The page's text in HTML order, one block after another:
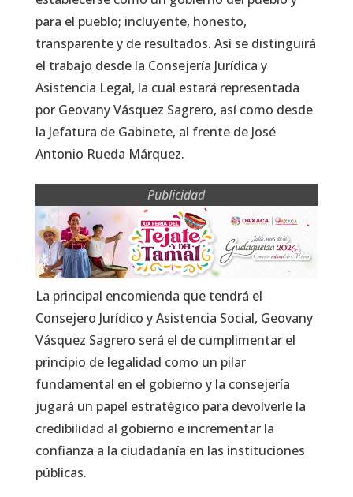
para el pueblo; incluyente, honesto,
transparente y de resultados. Así se distinguirá
el trabajo desde la Consejería Jurídica y
Asistencia Legal, la cual estará representada
por Geovany Vásquez Sagrero, así como desde
la Jefatura de Gabinete, al frente de José
Antonio Rueda Márquez.
Publicidad
La principal encomienda que tendrá el
Consejero Jurídico y Asistencia Social, Geovany
Vásquez Sagrero será el de cumplimentar el
principio de legalidad como un pilar
fundamental en el gobierno y la consejería
jugará un papel estratégico para devolverle la
credibilidad al gobierno e incrementar la
confianza a la ciudadanía en las instituciones
públicas.